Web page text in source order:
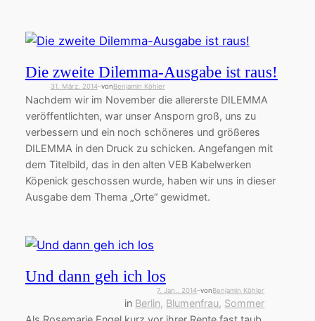
Die zweite Dilemma-Ausgabe ist raus!
31. März. 2014—vonBenjamin Köhler
Nachdem wir im November die allererste DILEMMA
veröffentlichten, war unser Ansporn groß, uns zu
verbessern und ein noch schöneres und größeres
DILEMMA in den Druck zu schicken. Angefangen mit
dem Titelbild, das in den alten VEB Kabelwerken
Köpenick geschossen wurde, haben wir uns in dieser
Ausgabe dem Thema „Orte“ gewidmet.
Und dann geh ich los
7. Jan.. 2014—vonBenjamin Köhler
in Berlin, Blumenfrau, Sommer